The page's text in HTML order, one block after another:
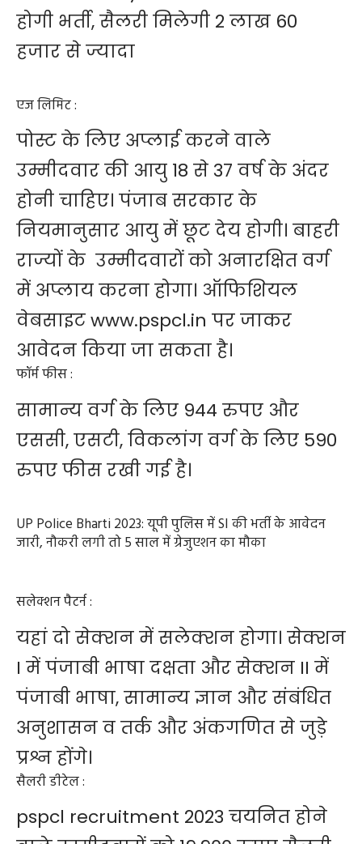
होगी भर्ती, सैलरी मिलेगी 2 लाख 60
हजार से ज्यादा
एज लिमिट :
पोस्ट के लिए अप्लाई करने वाले
उम्मीदवार की आयु 18 से 37 वर्ष के अंदर
होनी चाहिए। पंजाब सरकार के
नियमानुसार आयु में छूट देय होगी। बाहरी
राज्यों के उम्मीदवारों को अनारक्षित वर्ग
में अप्लाय करना होगा। ऑफिशियल
वेबसाइट www.pspcl.in पर जाकर
आवेदन किया जा सकता है।
फॉर्म फीस :
सामान्य वर्ग के लिए 944 रुपए और
एससी, एसटी, विकलांग वर्ग के लिए 590
रुपए फीस रखी गई है।
UP Police Bharti 2023: यूपी पुलिस में SI की भर्ती के आवेदन
जारी, नौकरी लगी तो 5 साल में ग्रेजुएशन का मौका
सलेक्शन पैटर्न :
यहां दो सेक्शन में सलेक्शन होगा। सेक्शन
I में पंजाबी भाषा दक्षता और सेक्शन II में
पंजाबी भाषा, सामान्य ज्ञान और संंबंधित
अनुशासन व तर्क और अंकगणित से जुड़े
प्रश्न होंगे।
सैलरी डीटेल :
pspcl recruitment 2023 चयनित होने